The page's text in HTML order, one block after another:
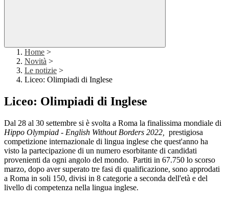
Home >
Novità >
Le notizie >
Liceo: Olimpiadi di Inglese
Liceo: Olimpiadi di Inglese
Dal 28 al 30 settembre si è svolta a Roma la finalissima mondiale di
Hippo Olympiad - English Without Borders 2022,
prestigiosa
competizione internazionale di lingua inglese che quest'anno ha
visto la partecipazione di un numero esorbitante di candidati
provenienti da ogni angolo del mondo. Partiti in 67.750 lo scorso
marzo, dopo aver superato tre fasi di qualificazione, sono approdati
a Roma in soli 150, divisi in 8 categorie a seconda dell'età e del
livello di competenza nella lingua inglese.